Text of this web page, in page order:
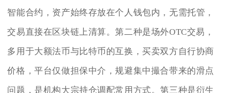
智能合约，资产始终存放在个人钱包内，无需托管，
交易直接在区块链上清算。第二种是场外OTC交易，
多用于大额法币与比特币的互换，买卖双方自行协商
价格，平台仅做担保中介，规避集中撮合带来的滑点
问题，是机构大宗持仓调配常用方式。第三种是衍生